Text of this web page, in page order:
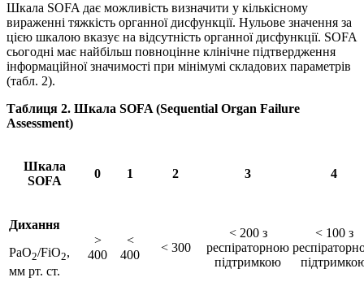
Шкала SOFA дає можливість визначити у кількісному
вираженні тяжкість органної дисфункції. Нульове значення за
цією шкалою вказує на відсутність органної дисфункції. SOFA
сьогодні має найбільш повноцінне клінічне підтвердження
інформаційної значимості при мінімумі складових параметрів
(табл. 2).
Таблиця 2. Шкала SOFA (Sequential Organ Failure
Assessment)
Шкала
SOFA
0 1 2 3 4
Дихання
PaO2/FiO2,
мм рт. ст.
>
400
<
400
< 300
< 200 з
респіраторною
підтримкою
< 100 з